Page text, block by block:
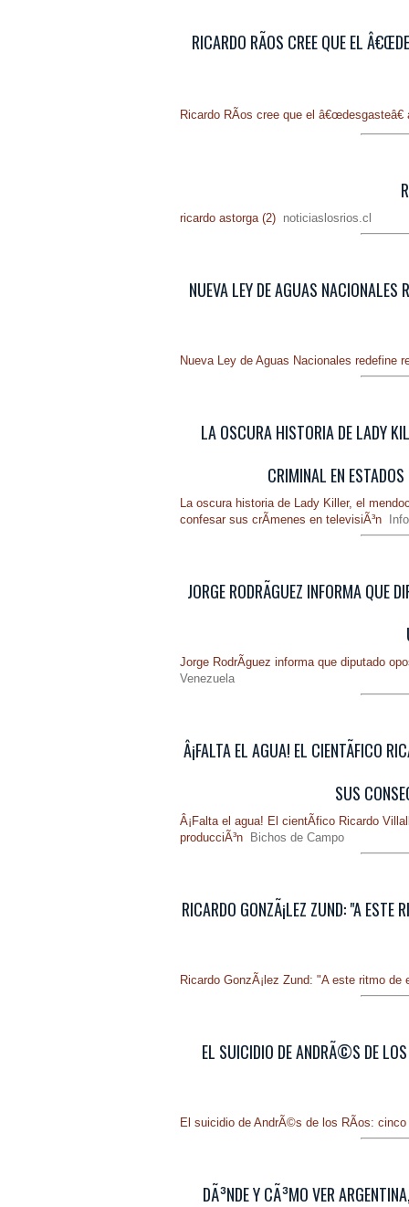
RICARDO RÃ­OS CREE QUE EL
Ricardo RÃ­os cree que el
ricardo astorga (2) noticiaslosrios.cl
NUEVA LEY DE AGUAS NACIONALES
Nueva Ley de Aguas Nacionales redefine
LA OSCURA HISTORIA DE LADY
CRIMINAL EN
La oscura historia de Lady Killer, el
confesar sus crÃ­menes en televisiÃ³n
JORGE RODRÃ­GUEZ INFORMA QUE
Jorge RodrÃ­guez informa que diputado
Venezuela
Â¡FALTA EL AGUA! EL CIENTÃ­FICO
SUS
Â¡Falta el agua! El cientÃ­fico Ricardo
producciÃ³n
Bichos de Campo
RICARDO GONZÃ¡LEZ ZUND: "A
Ricardo GonzÃ¡lez Zund: "A este ritmo
EL SUICIDIO DE ANDRÃ©S DE
El suicidio de AndrÃ©s de los RÃ­os:
DÃ³NDE Y CÃ³MO VER